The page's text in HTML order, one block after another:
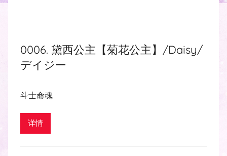
0006. 黛西公主【菊花公主】/Daisy/
デイジー
斗士命魂
详情